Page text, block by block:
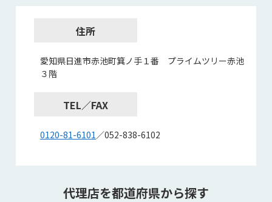
住所
愛知県日進市赤池町箕ノ手１番 プライムツリー赤池
３階
TEL／FAX
0120-81-6101／052-838-6102
代理店を都道府県から探す